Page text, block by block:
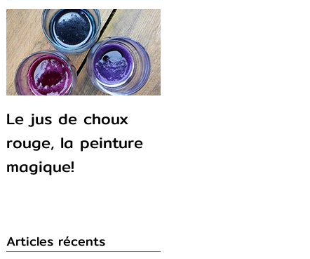
Le jus de choux
rouge, la peinture
magique!
Articles récents